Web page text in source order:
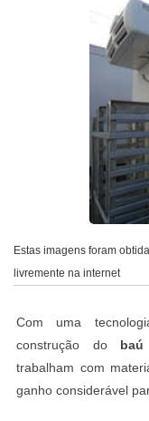
Estas imagens foram
livremente na internet
Com uma
construção do
trabalham com
ganho considerável